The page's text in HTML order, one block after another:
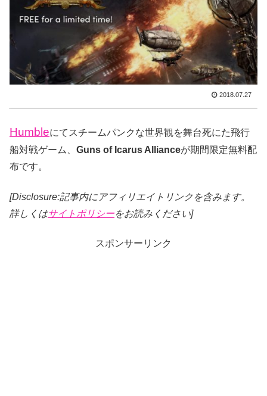
2018.07.27
Humbleにてスチームパンクな世界観を舞台死にた飛行
船対戦ゲーム、 Guns of Icarus Allianceが期間限定無料配
布です。
[Disclosure:記事内にアフィリエイトリンクを含みます。
詳しくはサイトポリシーをお読みください]
スポンサーリンク